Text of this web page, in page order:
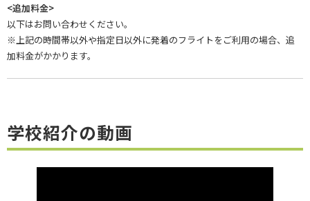
<追加料金>
以下はお問い合わせください。
※上記の時間帯以外や指定日以外に発着のフライトをご利用の場合、追
加料金がかかります。
学校紹介の動画